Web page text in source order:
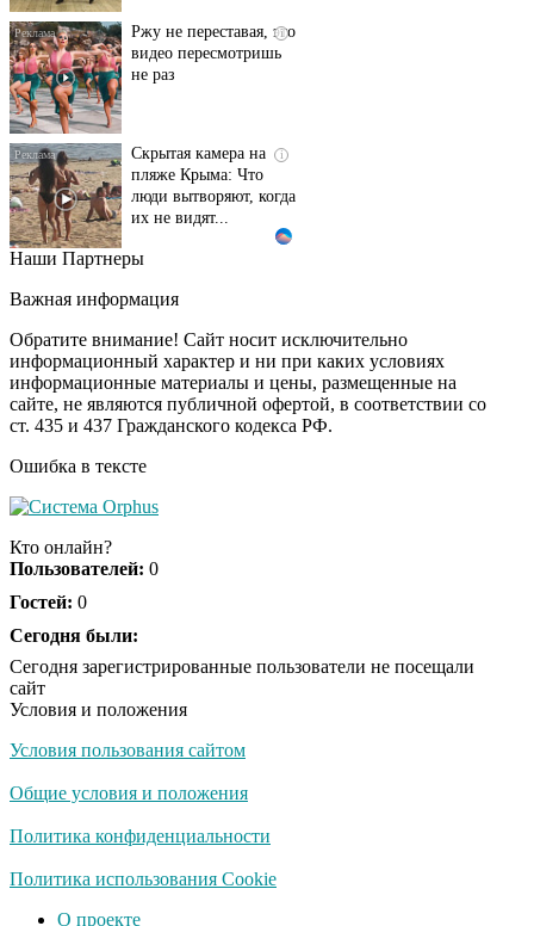
i
Ржу не переставая, это
видео пересмотришь
не раз
i
Скрытая камера на
пляже Крыма: Что
люди вытворяют, когда
их не видят...
Ролик длится
смеяться вы будете
i
Королева вагона
отожгла! Видео не
оставит равнодушным
США — Южной
Patriot и THAAD»
Забывший о
Плющенко отправляет
Азербайджан
Наши Партнеры
Важная информация
Обратите внимание! Сайт носит исключительно
информационный характер и ни при каких условиях
информационные материалы и цены, размещенные на
сайте, не являются публичной офертой, в соответствии со
ст. 435 и 437 Гражданского кодекса РФ.
Ошибка в тексте
Кто онлайн?
Пользователей: 0
Гостей: 0
Сегодня были:
Сегодня зарегистрированные пользователи не посещали
сайт
Условия и положения
Условия пользования сайтом
Общие условия и положения
Политика конфиденциальности
Политика использования Cookie
О проекте